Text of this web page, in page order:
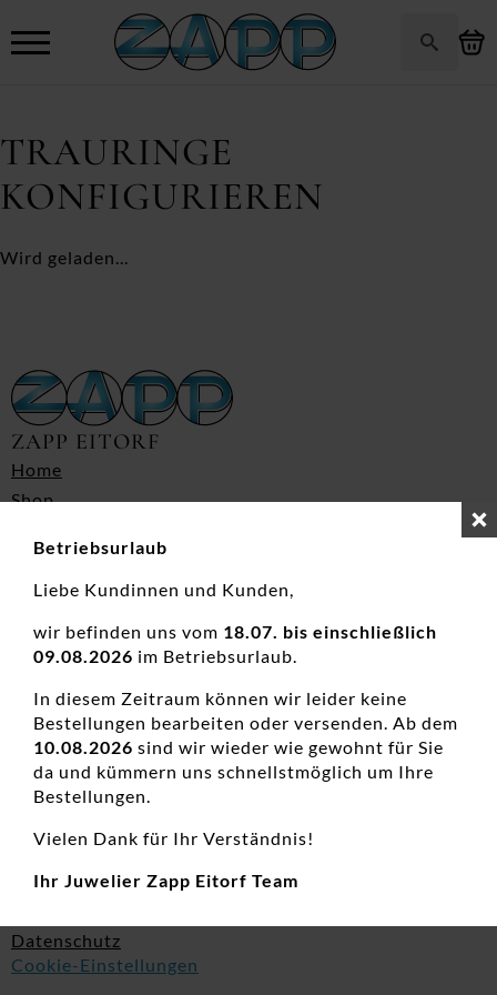
TRAURINGE
KONFIGURIEREN
Wird geladen...
ZAPP EITORF
Home
Shop
Goldankauf
Kontakt
Widerrufsrecht
AGB
Defektes Produkt
Versand & Zahlungsbedingungen
Altbatterie Entsorgung
RECHTLICHES
Datenschutz
Cookie-Einstellungen
Betriebsurlaub
Liebe Kundinnen und Kunden,
wir befinden uns vom 18.07. bis einschließlich
09.08.2026 im Betriebsurlaub.
In diesem Zeitraum können wir leider keine
Bestellungen bearbeiten oder versenden. Ab dem
10.08.2026 sind wir wieder wie gewohnt für Sie
da und kümmern uns schnellstmöglich um Ihre
Bestellungen.
Vielen Dank für Ihr Verständnis!
Ihr Juwelier Zapp Eitorf Team